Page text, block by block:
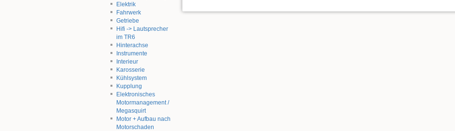
Elektrik
Fahrwerk
Getriebe
Hifi -> Lautsprecher
im TR6
Hinterachse
Instrumente
Interieur
Karosserie
Kühlsystem
Kupplung
Elektronisches
Motormanagement /
Megasquirt
Motor + Aufbau nach
Motorschaden